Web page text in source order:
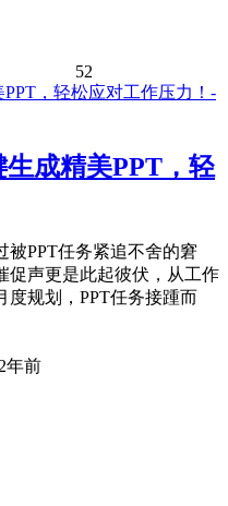
52
生成精美PPT，轻
被PPT任务紧追不舍的窘
促声更是此起彼伏，从工作
度规划，PPT任务接踵而
2年前